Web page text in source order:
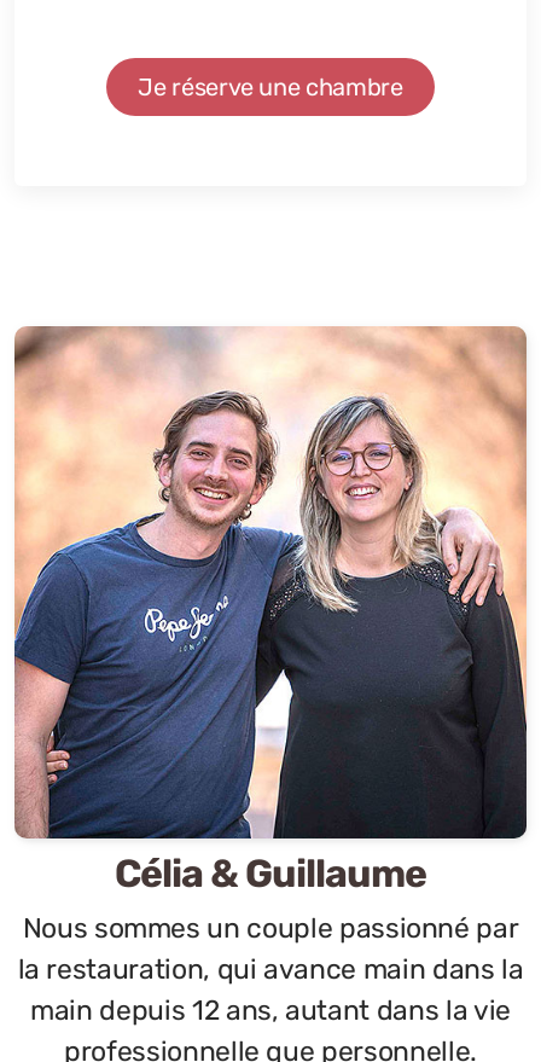
Je réserve une chambre
Célia & Guillaume
Nous sommes un couple passionné par
la restauration, qui avance main dans la
main depuis 12 ans, autant dans la vie
professionnelle que personnelle.